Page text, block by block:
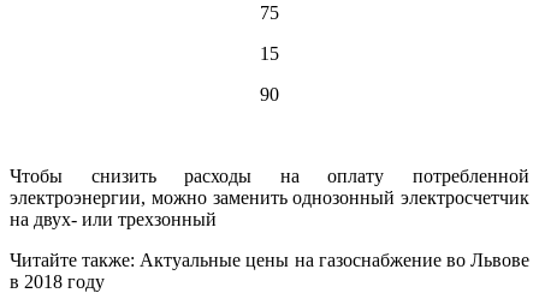
75
15
90
Чтобы снизить расходы на оплату потребленной
электроэнергии, можно заменить однозонный электросчетчик
на двух- или трехзонный
Читайте также: Актуальные цены на газоснабжение во Львове
в 2018 году